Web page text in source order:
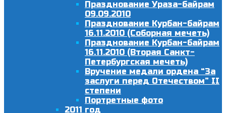
Празднование Ураза-байрам
09.09.2010
Празднование Курбан-байрам
16.11.2010 (Соборная мечеть)
Празднование Курбан-байрам
16.11.2010 (Вторая Санкт-
Петербургская мечеть)
Вручение медали ордена “За
заслуги перед Отечеством” II
степени
Портретные фото
2011 год